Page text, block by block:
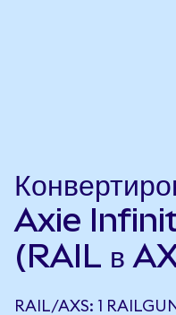
Axie
(RAIL в
RAIL/AXS: 1